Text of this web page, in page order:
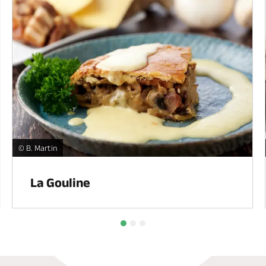
La Gouline -
© B. Martin
La Gouline